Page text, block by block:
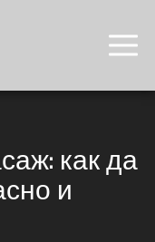
как да
и